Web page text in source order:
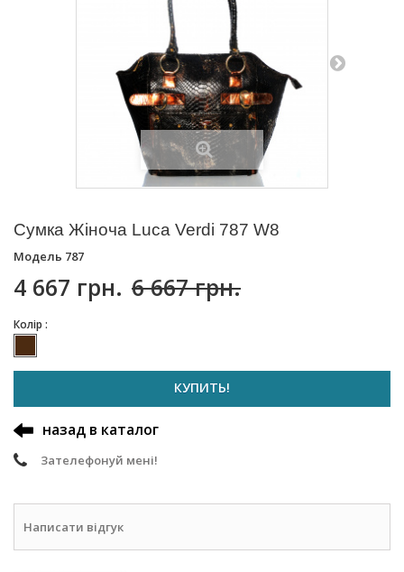
Сумка Жіноча Luca Verdi 787 W8
Модель 787
4 667 грн. 6 667 грн.
Колір :
КУПИТЬ!
назад в каталог
Зателефонуй мені!
Написати відгук